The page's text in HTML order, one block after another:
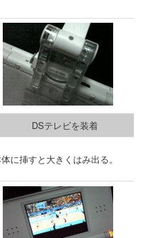
DSテレビを装着
に挿すと大きくはみ出る。